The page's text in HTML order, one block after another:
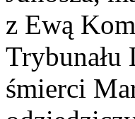
z Ewą
Trybunału
śmierci